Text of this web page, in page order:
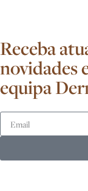
Receba
novidades
equipa